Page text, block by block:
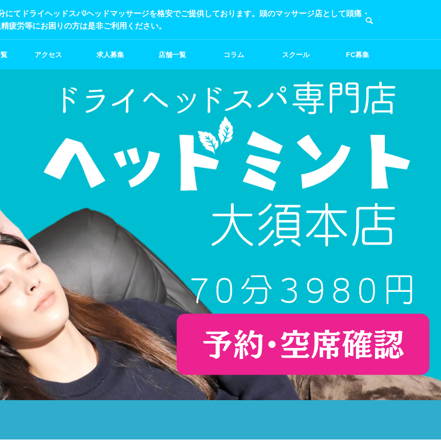
にてドライヘッドスパ/ヘッドマッサージを格安でご提供しております。頭のマッサージ店として頭痛・
疲労等にお困りの方は是非ご利用ください。
アクセス 求人募集 店舗一覧 コラム スクール FC募集